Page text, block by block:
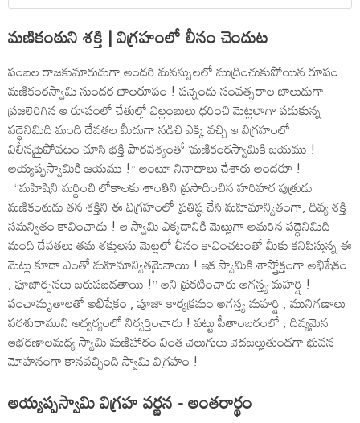
మణికంఠుని శక్తి |విగ్రహంలో లీనం చెందుట
పంబల రాజకుమారుడుగా అందరి మనస్సులలో ముద్రించుకుపోయిన రూపం
మణికంఠస్వామి సుందర బాలరూపం ! పన్నెండు సంవత్సరాల బాలుడుగా
ప్రజలెరిగిన ఆ రూపంలో చేతుల్లో విల్లంబులు ధరించి మెట్లలాగా పడుకున్న
పద్ధెనిమిది మంది దేవతల మీదుగా నడిచి ఎక్కి వచ్చి ఆ విగ్రహంలో
విలీనమైపోవటం చూసి భక్తి పారవశ్యంతో ‘మణికంఠస్వామికి జయము !
అయ్యప్పస్వామికి జయము !’’ అంటూ నినాదాలు చేశారు అందరూ !
‘‘మహిషిని మర్దించి లోకాలకు శాంతిని ప్రసాదించిన హరిహర పుత్రుడు
మణికంఠుడు తన శక్తిని ఈ విగ్రహంలో ప్రతిష్ఠ చేసి మహిమాన్వితంగా, దివ్య శక్తి
సమన్వితం కావించాడు ! ఆ స్వామి ఎక్కడానికి మెట్లుగా అమరిన పద్ధెనిమిది
మంది దేవతలు తమ శక్తులను మెట్లలో లీనం కావించటంతో మీకు కనిపిస్తున్న ఈ
మెట్లు కూడా ఎంతో మహిమాన్వితమైనాయి ! ఇక స్వామికి శాస్త్రోక్తంగా అభిషేకం
, పూజార్చనలు జరుపబడతాయి !’’ అని ప్రకటించారు అగస్త్య మహర్షి !
పంచామృతాలతో అభిషేకం , పూజా కార్యక్రమం అగస్త్య మహర్షి , మునిగణాలు
పరశురాముని ఆధ్వర్యంలో నిర్వర్తించారు ! పట్టు పీతాంబరంలో , దివ్యమైన
ఆభరణాలమధ్య స్వామి మణిహారం వింత వెలుగులు వెదజల్లుతుండగా భువన
మోహనంగా కానవచ్చింది స్వామి విగ్రహం !
అయ్యప్పస్వామి విగ్రహ వర్ణన - అంతరార్థం